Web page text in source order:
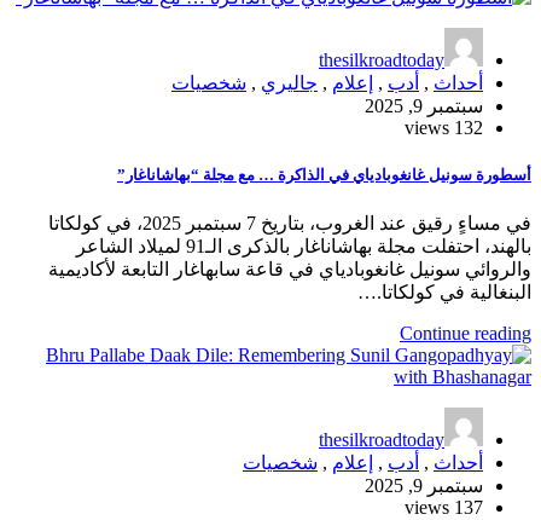
thesilkroadtoday
أحداث , أدب , إعلام , جاليري , شخصيات
سبتمبر 9, 2025
132 views
أسطورة سونيل غانغوبادياي في الذاكرة … مع مجلة “بهاشاناغار”
في مساءٍ رقيق عند الغروب، بتاريخ 7 سبتمبر 2025، في كولكاتا
بالهند، احتفلت مجلة بهاشاناغار بالذكرى الـ91 لميلاد الشاعر
والروائي سونيل غانغوبادياي في قاعة سابهاغار التابعة لأكاديمية
البنغالية في كولكاتا.…
Continue reading
thesilkroadtoday
أحداث , أدب , إعلام , شخصيات
سبتمبر 9, 2025
137 views